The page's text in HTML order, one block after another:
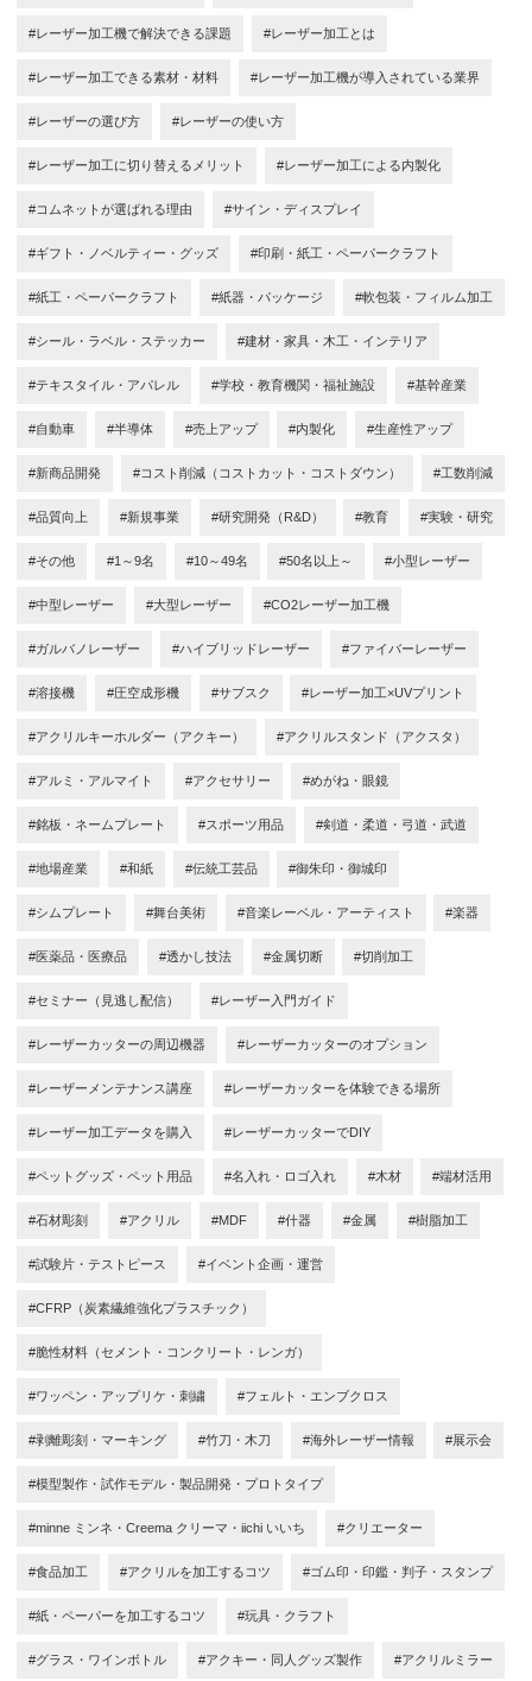
#レーザー加工機で解決できる課題 #レーザー加工とは
#レーザー加工できる素材・材料 #レーザー加工機が導入されている業界
#レーザーの選び方 #レーザーの使い方
#レーザー加工に切り替えるメリット #レーザー加工による内製化
#コムネットが選ばれる理由 #サイン・ディスプレイ
#ギフト・ノベルティー・グッズ #印刷・紙工・ペーパークラフト
#紙工・ペーパークラフト #紙器・パッケージ #軟包装・フィルム加工
#シール・ラベル・ステッカー #建材・家具・木工・インテリア
#テキスタイル・アパレル #学校・教育機関・福祉施設 #基幹産業
#自動車 #半導体 #売上アップ #内製化 #生産性アップ
#新商品開発 #コスト削減（コストカット・コストダウン） #工数削減
#品質向上 #新規事業 #研究開発（R&D） #教育 #実験・研究
#その他 #1～9名 #10～49名 #50名以上～ #小型レーザー
#中型レーザー #大型レーザー #CO2レーザー加工機
#ガルバノレーザー #ハイブリッドレーザー #ファイバーレーザー
#溶接機 #圧空成形機 #サブスク #レーザー加工×UVプリント
#アクリルキーホルダー（アクキー） #アクリルスタンド（アクスタ）
#アルミ・アルマイト #アクセサリー #めがね・眼鏡
#銘板・ネームプレート #スポーツ用品 #剣道・柔道・弓道・武道
#地場産業 #和紙 #伝統工芸品 #御朱印・御城印
#シムプレート #舞台美術 #音楽レーベル・アーティスト #楽器
#医薬品・医療品 #透かし技法 #金属切断 #切削加工
#セミナー（見逃し配信） #レーザー入門ガイド
#レーザーカッターの周辺機器 #レーザーカッターのオプション
#レーザーメンテナンス講座 #レーザーカッターを体験できる場所
#レーザー加工データを購入 #レーザーカッターでDIY
#ペットグッズ・ペット用品 #名入れ・ロゴ入れ #木材 #端材活用
#石材彫刻 #アクリル #MDF #什器 #金属 #樹脂加工
#試験片・テストピース #イベント企画・運営
#CFRP（炭素繊維強化プラスチック）
#脆性材料（セメント・コンクリート・レンガ）
#ワッペン・アップリケ・刺繍 #フェルト・エンブクロス
#剥離彫刻・マーキング #竹刀・木刀 #海外レーザー情報 #展示会
#模型製作・試作モデル・製品開発・プロトタイプ
#minne ミンネ・Creema クリーマ・iichi いいち #クリエーター
#食品加工 #アクリルを加工するコツ #ゴム印・印鑑・判子・スタンプ
#紙・ペーパーを加工するコツ #玩具・クラフト
#グラス・ワインボトル #アクキー・同人グッズ製作 #アクリルミラー